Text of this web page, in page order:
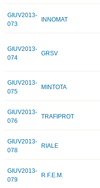
GIUV2013-
073
INNOMAT
GIUV2013-
074
GRSV
GIUV2013-
075
MINTOTA
GIUV2013-
076
TRAFIPROT
GIUV2013-
078
RIALE
GIUV2013-
079
R.F.E.M.